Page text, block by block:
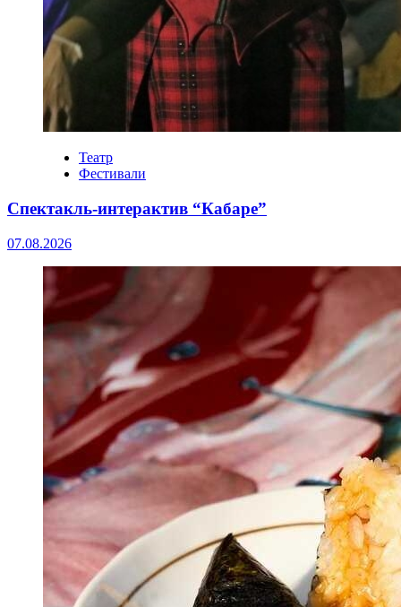
Театр
Фестивали
Спектакль-интерактив “Кабаре”
07.08.2026